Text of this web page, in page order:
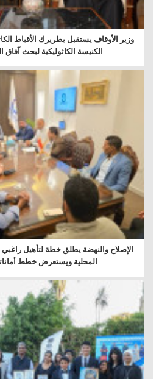
وزير الأوقاف يستقبل بطريرك الأقباط
الكنيسة الكاثوليكية لبحث آفاق
الإصلاح والنهضة يطلق خطة لتأهيل
المحلية ويستعرض خطط